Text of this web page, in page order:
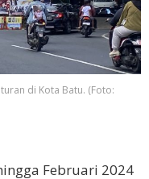
di Kota Batu. (Foto:
Februari 2024